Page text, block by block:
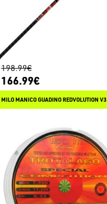
198.99€
166.99€
MILO MANICO GUADINO REDVOLUTION V3